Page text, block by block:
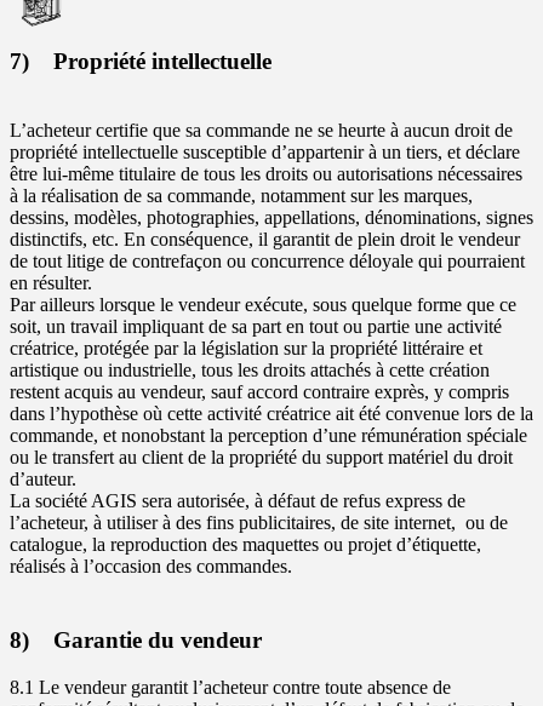
7) Propriété intellectuelle
L’acheteur certifie que sa commande ne se heurte à aucun droit de
propriété intellectuelle susceptible d’appartenir à un tiers, et déclare
être lui-même titulaire de tous les droits ou autorisations nécessaires
à la réalisation de sa commande, notamment sur les marques,
dessins, modèles, photographies, appellations, dénominations, signes
distinctifs, etc. En conséquence, il garantit de plein droit le vendeur
de tout litige de contrefaçon ou concurrence déloyale qui pourraient
en résulter.
Par ailleurs lorsque le vendeur exécute, sous quelque forme que ce
soit, un travail impliquant de sa part en tout ou partie une activité
créatrice, protégée par la législation sur la propriété littéraire et
artistique ou industrielle, tous les droits attachés à cette création
restent acquis au vendeur, sauf accord contraire exprès, y compris
dans l’hypothèse où cette activité créatrice ait été convenue lors de la
commande, et nonobstant la perception d’une rémunération spéciale
ou le transfert au client de la propriété du support matériel du droit
d’auteur.
La société AGIS sera autorisée, à défaut de refus express de
l’acheteur, à utiliser à des fins publicitaires, de site internet, ou de
catalogue, la reproduction des maquettes ou projet d’étiquette,
réalisés à l’occasion des commandes.
8) Garantie du vendeur
8.1 Le vendeur garantit l’acheteur contre toute absence de